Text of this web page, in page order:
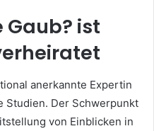
Gaub? ist
anerkannte Expertin
Studien. Der Schwerpunkt
von Einblicken in